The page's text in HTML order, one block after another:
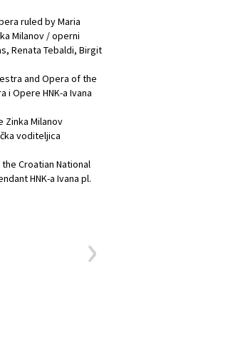
ruled by Maria
Milanov / operni
Renata Tebaldi, Birgit
and Opera of the
i Opere HNK-a Ivana
Milanov
voditeljica
Croatian National
HNK-a Ivana pl.